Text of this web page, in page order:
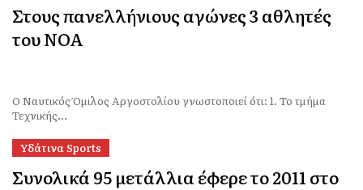
Στους πανελλήνιους αγώνες 3 αθλητές
του ΝΟΑ
Ο Ναυτικός Όμιλος Αργοστολίου γνωστοποιεί ότι: 1. Το τμήμα
Τεχνικής...
Υδάτινα Sports
Συνολικά 95 μετάλλια έφερε το 2011 στο